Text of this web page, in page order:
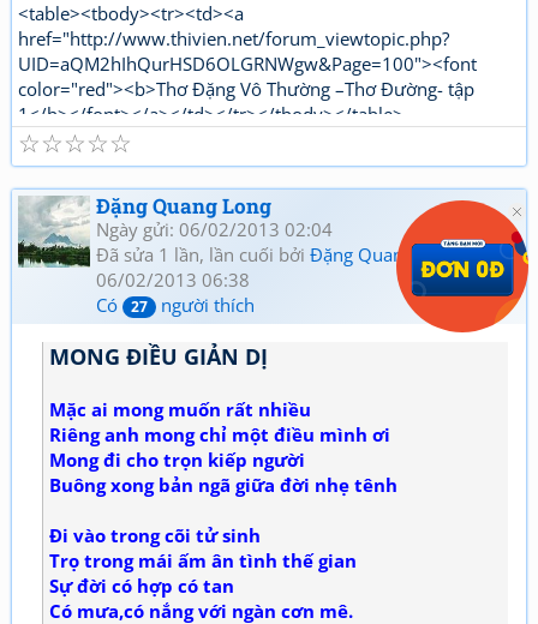
<table><tbody><tr><td><a
href="http://www.thivien.net/forum_viewtopic.php?
UID=aQM2hIhQurHSD6OLGRNWgw&Page=100"><font
color="red"><b>Thơ Đặng Vô Thường –Thơ Đường- tập
1</b></font></a></td></tr></tbody></table>
<table><tbody><tr><td><a
href="http://www.thivien.net/forum_viewtopic.php?
UID=1nPi_YLwNjj6jqJJ5OtTPg"><font color="red"><b>Thơ
Đặng Vô Thường Thơ mới - tập 1</b></font></a></td></tr>
</tbody></table>
☆
☆
☆
☆
☆
Đặng Quang Long
Ngày gửi: 06/02/2013 02:04
Đã sửa 1 lần, lần cuối bởi Đặng Quang Longvào
06/02/2013 06:38
Có
27 người thích
MONG ĐIỀU GIẢN DỊ
Mặc ai mong muốn rất nhiều
Riêng anh mong chỉ một điều mình ơi
Mong đi cho trọn kiếp người
Buông xong bản ngã giữa đời nhẹ tênh
Đi vào trong cõi tử sinh
Trọ trong mái ấm ân tình thế gian
Sự đời có hợp có tan
Có mưa,có nắng với ngàn cơn mê.